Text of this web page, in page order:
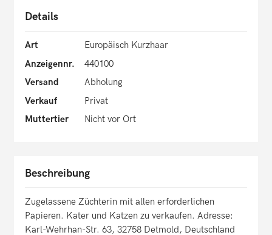
Details
Art
Europäisch Kurzhaar
Anzeigennr.
440100
Versand
Abholung
Verkauf
Privat
Muttertier
Nicht vor Ort
Beschreibung
Zugelassene Züchterin mit allen erforderlichen
Papieren. Kater und Katzen zu verkaufen. Adresse:
Karl-Wehrhan-Str. 63, 32758 Detmold, Deutschland